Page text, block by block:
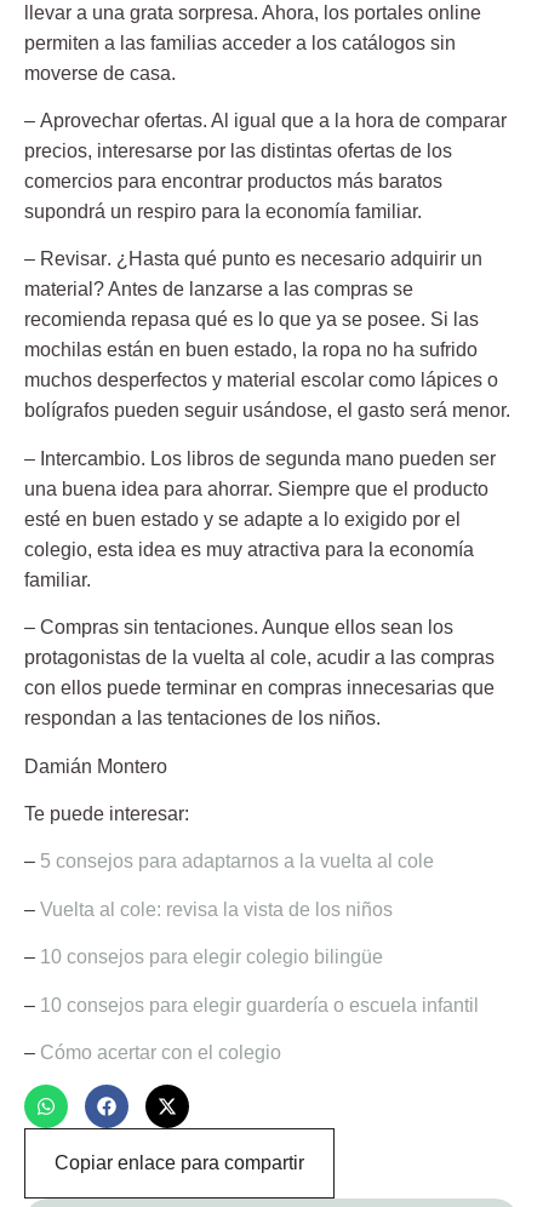
llevar a una grata sorpresa. Ahora, los portales online
permiten a las familias acceder a los catálogos sin
moverse de casa.
– Aprovechar ofertas. Al igual que a la hora de comparar
precios, interesarse por las distintas ofertas de los
comercios para encontrar productos más baratos
supondrá un respiro para la economía familiar.
– Revisar. ¿Hasta qué punto es necesario adquirir un
material? Antes de lanzarse a las compras se
recomienda repasa qué es lo que ya se posee. Si las
mochilas están en buen estado, la ropa no ha sufrido
muchos desperfectos y material escolar como lápices o
bolígrafos pueden seguir usándose, el gasto será menor.
– Intercambio. Los libros de segunda mano pueden ser
una buena idea para ahorrar. Siempre que el producto
esté en buen estado y se adapte a lo exigido por el
colegio, esta idea es muy atractiva para la economía
familiar.
– Compras sin tentaciones. Aunque ellos sean los
protagonistas de la vuelta al cole, acudir a las compras
con ellos puede terminar en compras innecesarias que
respondan a las tentaciones de los niños.
Damián Montero
Te puede interesar:
– 5 consejos para adaptarnos a la vuelta al cole
– Vuelta al cole: revisa la vista de los niños
– 10 consejos para elegir colegio bilingüe
– 10 consejos para elegir guardería o escuela infantil
– Cómo acertar con el colegio
Copiar enlace para compartir